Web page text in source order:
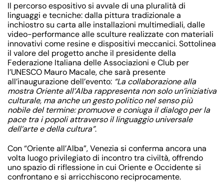
Il percorso espositivo si avvale di una pluralità di
linguaggi e tecniche: dalla pittura tradizionale a
inchiostro su carta alle installazioni multimediali, dalle
video-performance alle sculture realizzate con materiali
innovativi come resine e dispositivi meccanici. Sottolinea
il valore del progetto anche il presidente della
Federazione Italiana delle Associazioni e Club per
l’UNESCO Mauro Macale, che sarà presente
all’inaugurazione dell’evento: “La collaborazione alla
mostra Oriente all’Alba rappresenta non solo un’iniziativa
culturale, ma anche un gesto politico nel senso più
nobile del termine: promuove e coniuga il dialogo per la
pace tra i popoli attraverso il linguaggio universale
dell’arte e della cultura”.
Con “Oriente all’Alba”, Venezia si conferma ancora una
volta luogo privilegiato di incontro tra civiltà, offrendo
uno spazio di riflessione in cui Oriente e Occidente si
confrontano e si arricchiscono reciprocamente.